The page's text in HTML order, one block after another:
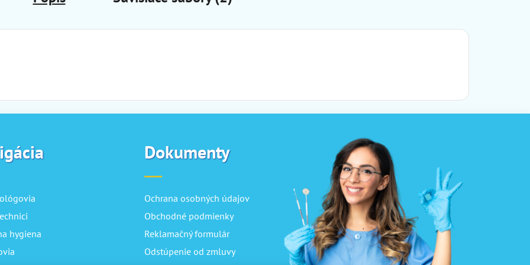
hygiena
Dokumenty
Ochrana osobných údajov
Obchodné podmienky
Reklamačný formulár
Odstúpenie od zmluvy